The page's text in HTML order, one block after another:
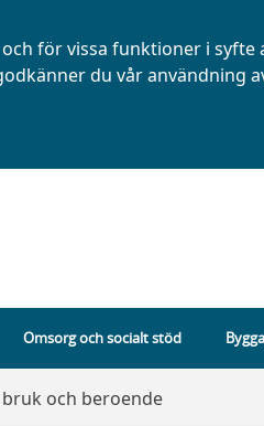
för vissa funktioner i
du vår användning
Omsorg och socialt stöd
och beroende